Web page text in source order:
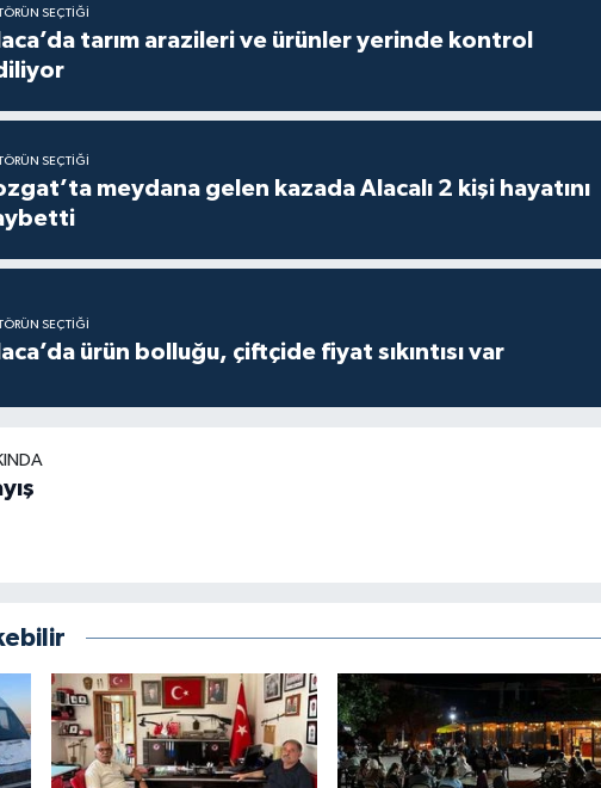
SEÇTIĞI
tarım arazileri ve ürünler yerinde kontrol
SEÇTIĞI
meydana gelen kazada Alacalı 2 kişi hayatını
SEÇTIĞI
ürün bolluğu, çiftçide fiyat sıkıntısı var